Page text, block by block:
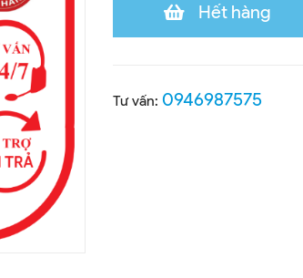
Hết hàng
Tư vấn: 0946987575